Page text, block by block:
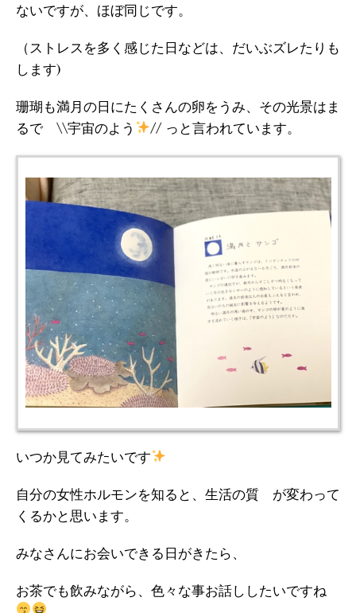
ないですが、ほぼ同じです。
（ストレスを多く感じた日などは、だいぶズレたりも
します)
珊瑚も満月の日にたくさんの卵をうみ、その光景はま
るで \\宇宙のよう
// っと言われています。
いつか見てみたいです
自分の女性ホルモンを知ると、生活の質 が変わって
くるかと思います。
みなさんにお会いできる日がきたら、
お茶でも飲みながら、色々な事お話ししたいですね